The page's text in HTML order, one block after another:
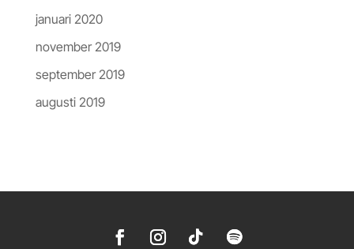
januari 2020
november 2019
september 2019
augusti 2019